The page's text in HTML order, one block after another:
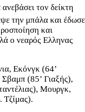
τον δείκτη
την μπάλα και έδωσε
και
ο νεαρός Ελληνας
Εκόνγκ (64’
(85’ Γιαξής),
Μουργκ,
Τζίμας).